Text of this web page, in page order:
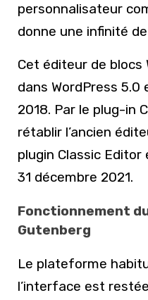
personnalisateur
donne une infinité
Cet éditeur de blocs
dans WordPress
2018. Par le plug-in
rétablir l’ancien
plugin Classic Editor
31 décembre 2021.
Fonctionnement
Gutenberg
Le plateforme
l’interface est